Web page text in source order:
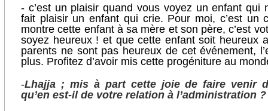
- c’est un plaisir quand vous voyez un enfant qui
fait plaisir un enfant qui crie. Pour moi, c’est un
montre cette enfant à sa mère et son père, c’est
soyez heureux ! et que cette enfant soit heureux
parents ne sont pas heureux de cet événement,
plus. Profitez d’avoir mis cette progéniture au
-Lhajja ; mis à part cette joie de faire venir
qu’en est-il de votre relation à l’administration ?